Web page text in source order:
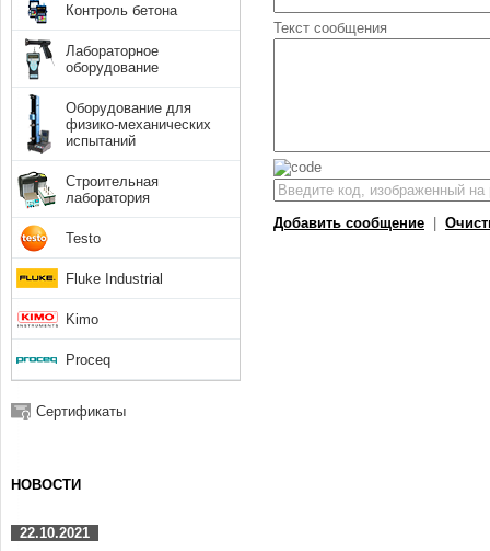
Текст сообщения
Добавить сообщение
Контроль бетона
Лабораторное
оборудование
Оборудование для
физико-механических
испытаний
Строительная
лаборатория
Testo
Fluke Industrial
Kimo
Proceq
Сертификаты
НОВОСТИ
22.10.2021